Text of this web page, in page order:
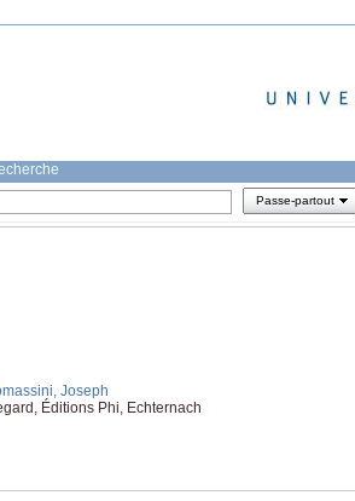
Passe-partout
Joseph
Éditions Phi, Echternach